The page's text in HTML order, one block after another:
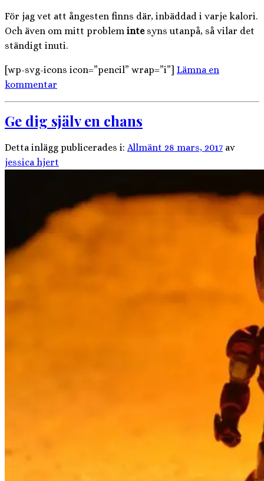
För jag vet att ångesten finns där, inbäddad i varje kalori.
Och även om mitt problem intesyns utanpå, så vilar det
ständigt inuti.
[wp-svg-icons icon=”pencil” wrap=”i”] Lämna en
kommentar
Ge dig själv en chans
Detta inlägg publicerades i:Allmänt 28 mars, 2017 av
jessica hjert